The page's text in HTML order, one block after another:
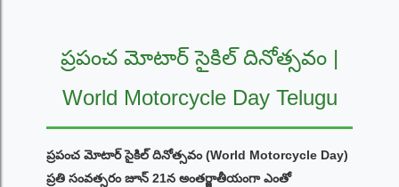
ప్రపంచ మోటార్ సైకిల్ దినోత్సవం |
World Motorcycle Day Telugu
ప్రపంచ మోటార్ సైకిల్ దినోత్సవం (World Motorcycle Day)
ప్రతి సంవత్సరం జూన్ 21న అంతర్జాతీయంగా ఎంతో